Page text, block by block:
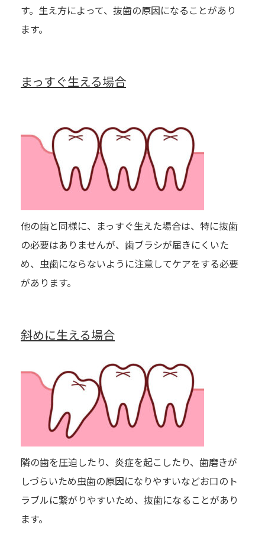
す。生え方によって、抜歯の原因になることがあり
ます。
まっすぐ生える場合
他の歯と同様に、まっすぐ生えた場合は、特に抜歯
の必要はありませんが、歯ブラシが届きにくいた
め、虫歯にならないように注意してケアをする必要
があります。
斜めに生える場合
隣の歯を圧迫したり、炎症を起こしたり、歯磨きが
しづらいため虫歯の原因になりやすいなどお口のト
ラブルに繋がりやすいため、抜歯になることがあり
ます。